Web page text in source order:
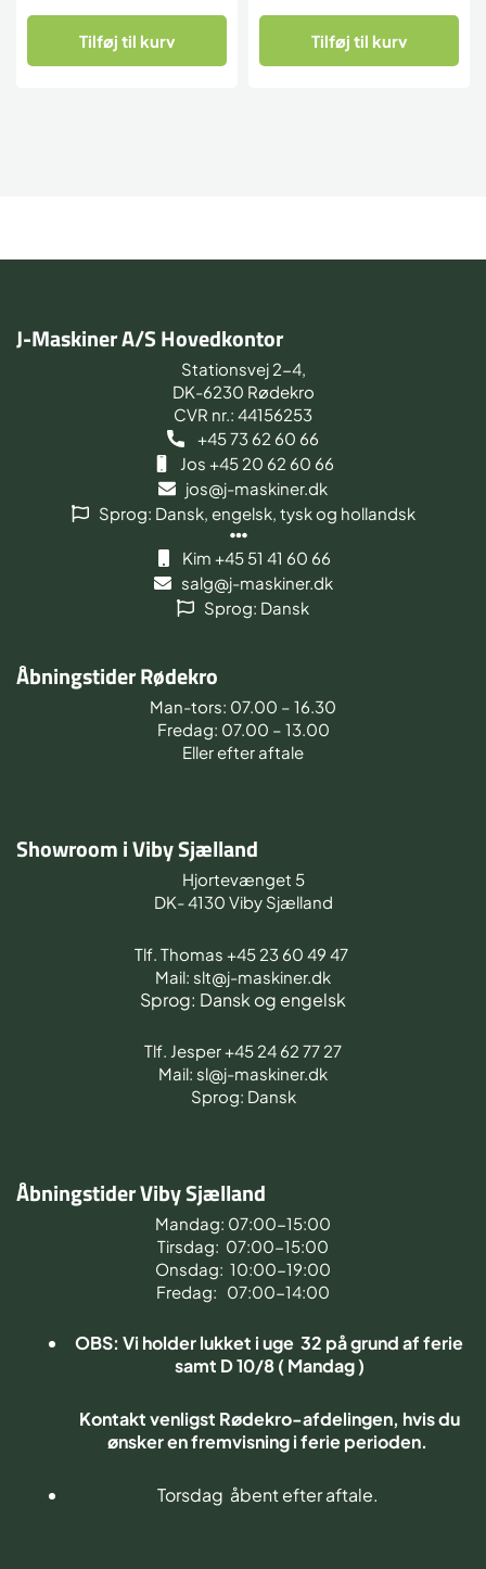
Tilføj til kurv Tilføj til kurv
J-Maskiner A/S Hovedkontor
Stationsvej 2-4,
DK-6230 Rødekro
CVR nr.: 44156253
+45 73 62 60 66
Jos +45 20 62 60 66
jos@j-maskiner.dk
Sprog: Dansk, engelsk, tysk og hollandsk
Kim +45 51 41 60 66
salg@j-maskiner.dk
Sprog: Dansk
Åbningstider Rødekro
Man-tors: 07.00 – 16.30
Fredag: 07.00 – 13.00
Eller efter aftale
Showroom i Viby Sjælland
Hjortevænget 5
DK- 4130 Viby Sjælland
Tlf. Thomas +45 23 60 49 47
Mail: slt@j-maskiner.dk
Sprog: Dansk og engelsk
Tlf. Jesper +45 24 62 77 27
Mail: sl@j-maskiner.dk
Sprog: Dansk
Åbningstider Viby Sjælland
Mandag: 07:00-15:00
Tirsdag: 07:00-15:00
Onsdag: 10:00-19:00
Fredag: 07:00-14:00
OBS: Vi holder lukket i uge 32 på grund af ferie
samt D 10/8 ( Mandag )
Kontakt venligst Rødekro-afdelingen, hvis du
ønsker en fremvisning i ferie perioden.
Torsdag åbent efter aftale.